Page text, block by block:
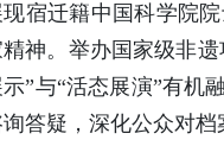
现宿迁籍中国科学院
精神。举办国家级非
示”与“活态展演”有机
询答疑，深化公众对档